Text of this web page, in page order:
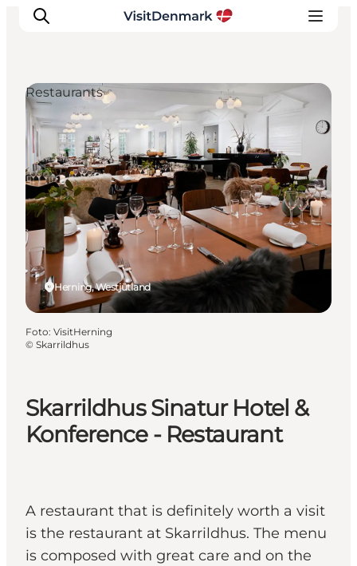
Inspiration
Regionen
Erlebnisse
Unterkünfte
Reiseplanung
Skarrildhus Sinatur Hotel &
Konference - Restaurant
A restaurant that is definitely worth a visit
is the restaurant at Skarrildhus. The menu
is composed with great care and on the
Herning, Westjütland
Restaurants
Foto: VisitHerning
© Skarrildhus